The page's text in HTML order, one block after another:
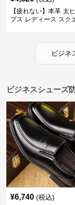
【疲れない】本革 太
プス レディース スク
ビジネ
ビジネスシューズ
¥6,740 (税込)